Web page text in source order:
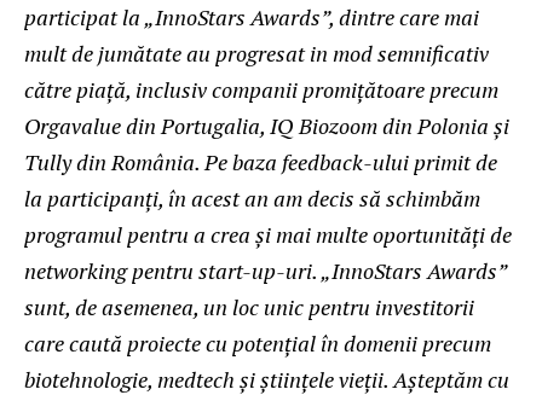
participat la „InnoStars Awards”, dintre care mai
mult de jumătate au progresat in mod semnificativ
către piață, inclusiv companii promițătoare precum
Orgavalue din Portugalia, IQ Biozoom din Polonia și
Tully din România. Pe baza feedback-ului primit de
la participanți, în acest an am decis să schimbăm
programul pentru a crea și mai multe oportunități de
networking pentru start-up-uri. „InnoStars Awards”
sunt, de asemenea, un loc unic pentru investitorii
care caută proiecte cu potențial în domenii precum
biotehnologie, medtech și științele vieții. Așteptăm cu